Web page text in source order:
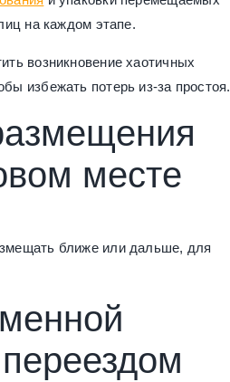
на каждом этапе.
возникновение хаотичных
избежать потерь из-за простоя.
месте
ближе или дальше, для